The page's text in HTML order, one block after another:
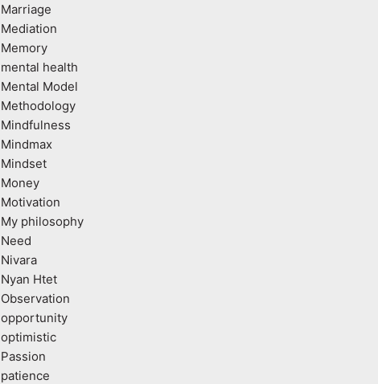
Marriage
Mediation
Memory
mental health
Mental Model
Methodology
Mindfulness
Mindmax
Mindset
Money
Motivation
My philosophy
Need
Nivara
Nyan Htet
Observation
opportunity
optimistic
Passion
patience